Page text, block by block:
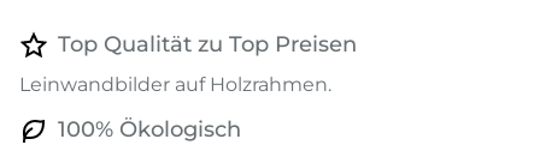
Top Qualität zu Top Preisen
Leinwandbilder auf Holzrahmen.
100% Ökologisch